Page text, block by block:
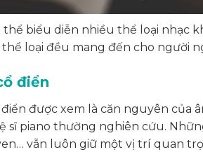
thể biểu diễn nhiều thể loại nhạc
thể loại đều mang đến cho người
điển
điển được xem là căn nguyên của
sĩ piano thường nghiên cứu.
vẫn luôn giữ một vị trí quan